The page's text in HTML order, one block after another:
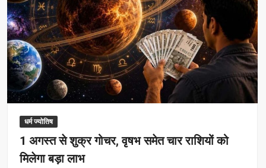
धर्म ज्योतिष
1 अगस्त से शुक्र गोचर, वृषभ समेत चार राशियों को
मिलेगा बड़ा लाभ